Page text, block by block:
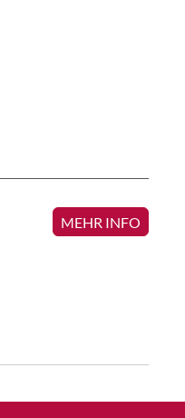
MEHR INFO